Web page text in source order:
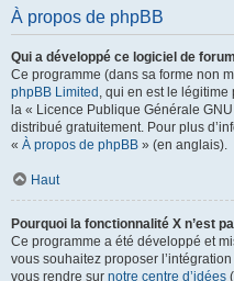
À propos de phpBB
Qui a développé ce logiciel de
Ce programme (dans sa forme non
phpBB Limited , qui en est le
la « Licence Publique Générale
distribué gratuitement. Pour plus
« À propos de phpBB » (en anglais).
Haut
Pourquoi la fonctionnalité X n’est
Ce programme a été développé et
vous souhaitez proposer
vous rendre sur notre centre d’idées